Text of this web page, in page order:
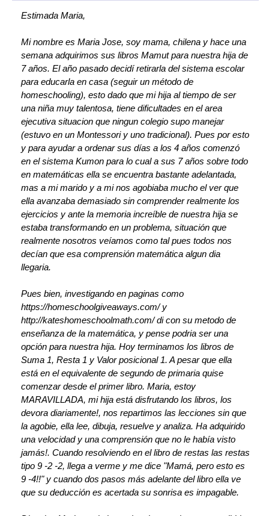
Estimada Maria,
Mi nombre es Maria Jose, soy mama, chilena y hace una
semana adquirimos sus libros Mamut para nuestra hija de
7 años. El año pasado decidí retirarla del sistema escolar
para educarla en casa (seguir un método de
homeschooling), esto dado que mi hija al tiempo de ser
una niña muy talentosa, tiene dificultades en el area
ejecutiva situacion que ningun colegio supo manejar
(estuvo en un Montessori y uno tradicional). Pues por esto
y para ayudar a ordenar sus días a los 4 años comenzó
en el sistema Kumon para lo cual a sus 7 años sobre todo
en matemáticas ella se encuentra bastante adelantada,
mas a mi marido y a mi nos agobiaba mucho el ver que
ella avanzaba demasiado sin comprender realmente los
ejercicios y ante la memoria increíble de nuestra hija se
estaba transformando en un problema, situación que
realmente nosotros veíamos como tal pues todos nos
decían que esa comprensión matemática algun dia
llegaria.
Pues bien, investigando en paginas como
https://homeschoolgiveaways.com/ y
http://kateshomeschoolmath.com/ di con su metodo de
enseñanza de la matemática, y pense podria ser una
opción para nuestra hija. Hoy terminamos los libros de
Suma 1, Resta 1 y Valor posicional 1. A pesar que ella
está en el equivalente de segundo de primaria quise
comenzar desde el primer libro. Maria, estoy
MARAVILLADA, mi hija está disfrutando los libros, los
devora diariamente!, nos repartimos las lecciones sin que
la agobie, ella lee, dibuja, resuelve y analiza. Ha adquirido
una velocidad y una comprensión que no le había visto
jamás!. Cuando resolviendo en el libro de restas las restas
tipo 9 -2 -2, llega a verme y me dice "Mamá, pero esto es
9 -4!!" y cuando dos pasos más adelante del libro ella ve
que su deducción es acertada su sonrisa es impagable.